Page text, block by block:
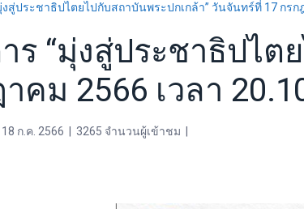
งสู่ประชาธิปไตยไปกับสถาบันพระปกเกล้า” วันจันทร์ที่ 17 กรก
ร “มุ่งสู่ประชาธิปไ
คม 2566 เวลา
18 ก.ค. 2566 3265 จำนวนผู้เข้าชม